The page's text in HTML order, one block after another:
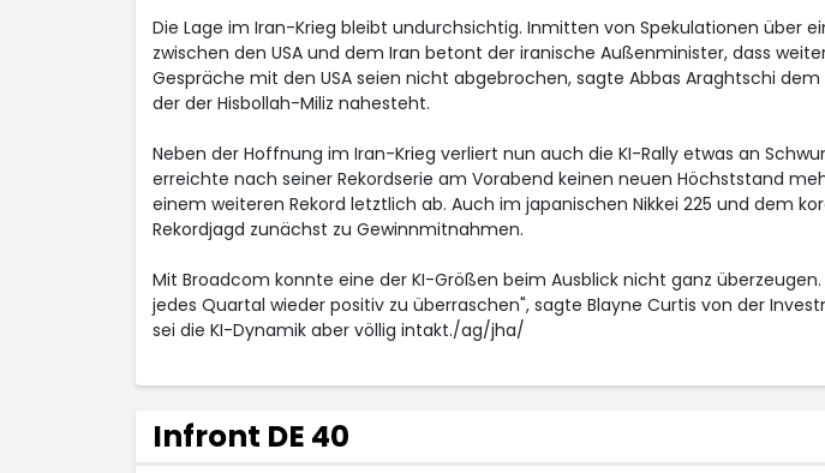
Die Lage im Iran-Krieg bleibt undurchsichtig. Inmitten von Spekulationen über
zwischen den USA und dem Iran betont der iranische Außenminister, dass
Gespräche mit den USA seien nicht abgebrochen, sagte Abbas Araghtschi
der der Hisbollah-Miliz nahesteht.
Neben der Hoffnung im Iran-Krieg verliert nun auch die KI-Rally etwas an
erreichte nach seiner Rekordserie am Vorabend keinen neuen Höchststand
einem weiteren Rekord letztlich ab. Auch im japanischen Nikkei 225 und dem
Rekordjagd zunächst zu Gewinnmitnahmen.
Mit Broadcom konnte eine der KI-Größen beim Ausblick nicht ganz
jedes Quartal wieder positiv zu überraschen", sagte Blayne Curtis von der
sei die KI-Dynamik aber völlig intakt./ag/jha/
Infront DE 40